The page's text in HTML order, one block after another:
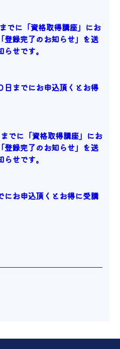
でに「資格取得講座」にお
登録完了のお知らせ」を送
せです。
日までにお申込頂くとお得
でに「資格取得講座」にお
登録完了のお知らせ」を送
せです。
にお申込頂くとお得に受講